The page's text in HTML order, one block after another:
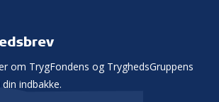
om TrygFondens og TryghedsGruppens
indbakke.